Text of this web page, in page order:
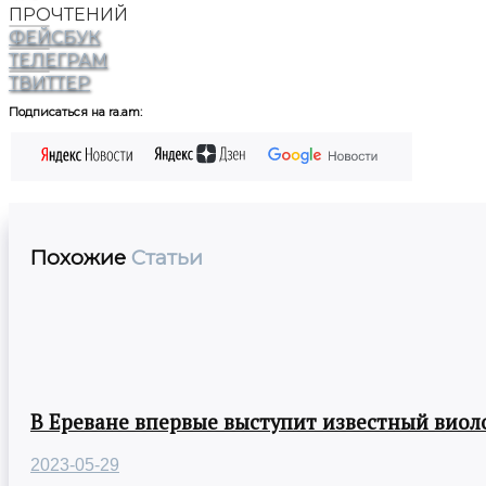
ПРОЧТЕНИЙ
ФЕЙСБУК
ТЕЛЕГРАМ
ТВИТТЕР
Подписаться на ra.am:
Похожие Статьи
В Ереване впервые выступит известный
2023-05-29